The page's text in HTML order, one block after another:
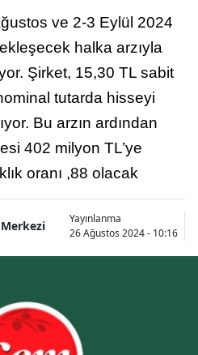
ve 2-3 Eylül 2024
halka arzıyla
Şirket, 15,30 TL sabit
tutarda hisseyi
Bu arzın ardından
402 milyon TL’ye
oranı ,88 olacak
Yayınlanma
26 Ağustos 2024 - 10:16